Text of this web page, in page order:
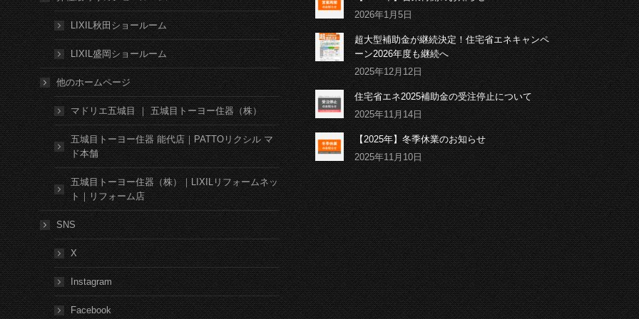
LIXIL秋田ショールーム
LIXIL盛岡ショールーム
他のホームページ
マドリエ五城目 ｜ 五城目トーヨー住器（株）
五城目トーヨー住器 能代店｜PATTOリクシル マ
ド本舗
五城目トーヨー住器（株）｜LIXILリフォームネッ
ト｜リフォーム店
SNS
X
Instagram
Facebook
2026年1月5日
超大型補助金が継続決定！住宅省エネキャンペ
ーン2026年度も継続へ
2025年12月12日
住宅省エネ2025補助金の受注停止について
2025年11月14日
【2025年】冬季休業のお知らせ
2025年11月10日